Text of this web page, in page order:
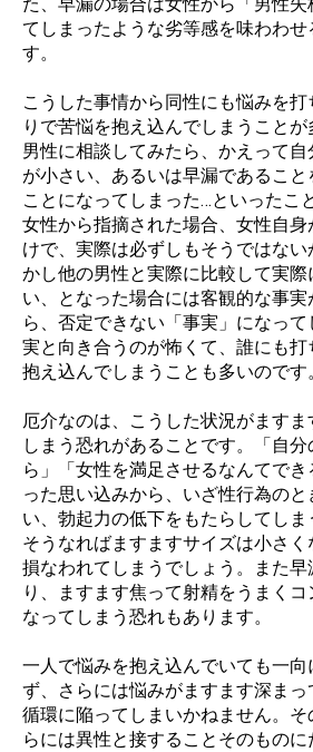
た、早漏の場合は女性から「男性
てしまったような劣等感を味わわせ
す。
こうした事情から同性にも悩みを
りで苦悩を抱え込んでしまうこと
男性に相談してみたら、かえって
が小さい、あるいは早漏であるこ
ことになってしまった…といったこ
女性から指摘された場合、女性自
けで、実際は必ずしもそうではな
かし他の男性と実際に比較して実際
い、となった場合には客観的な事
ら、否定できない「事実」になっ
実と向き合うのが怖くて、誰にも
抱え込んでしまうことも多いのです
厄介なのは、こうした状況がます
しまう恐れがあることです。「自
ら」「女性を満足させるなんてで
った思い込みから、いざ性行為のと
い、勃起力の低下をもたらしてしま
そうなればますますサイズは小さ
損なわれてしまうでしょう。また早
り、ますます焦って射精をうまくコ
なってしまう恐れもあります。
一人で悩みを抱え込んでいても一
ず、さらには悩みがますます深ま
循環に陥ってしまいかねません。そ
らには異性と接することそのもの